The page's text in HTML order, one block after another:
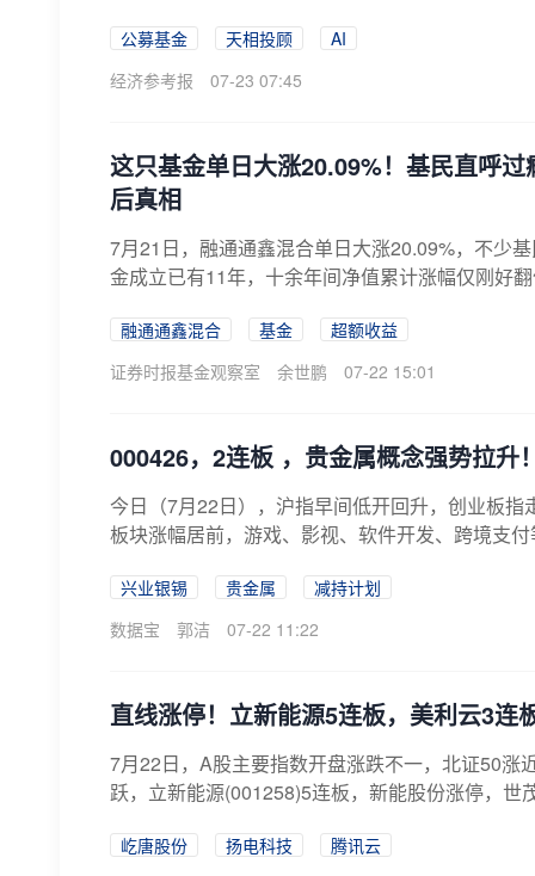
公募基金 天相投顾
AI
经济参考报
07-23 07:45
这只基金单日大涨20.09%！基民直呼
后真相
7月21日，融通通鑫混合单日大涨20.09%，不少
金成立已有11年，十余年间净值累计涨幅仅刚好
融通通鑫混合 基金
超额收益
证券时报基金观察室
余世鹏 07-22 15:01
000426，2连板 ，贵金属概念强势拉升
今日（7月22日），沪指早间低开回升，创业板
板块涨幅居前，游戏、影视、软件开发、跨境支
兴业银锡 贵金属
减持计划
数据宝
郭洁 07-22 11:22
直线涨停！立新能源5连板，美利云3连
7月22日，A股主要指数开盘涨跌不一，北证50涨
跃，立新能源(001258)5连板，新能股份涨停，世
屹唐股份 扬电科技
腾讯云